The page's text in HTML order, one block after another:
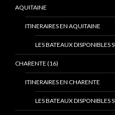
AQUITAINE
ITINERAIRES EN AQUITAINE
LES BATEAUX DISPONIBLES
CHARENTE (16)
ITINERAIRES EN CHARENTE
LES BATEAUX DISPONIBLES